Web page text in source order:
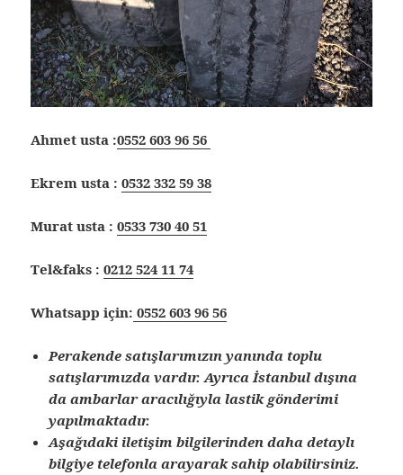
Ahmet usta :0552 603 96 56
Ekrem usta :0532 332 59 38
Murat usta :0533 730 40 51
Tel&faks :0212 524 11 74
Whatsapp için: 0552 603 96 56
Perakende satışlarımızın yanında toplu
satışlarımızda vardır. Ayrıca İstanbul dışına
da ambarlar aracılığıyla lastik gönderimi
yapılmaktadır.
Aşağıdaki iletişim bilgilerinden daha detaylı
bilgiye telefonla arayarak sahip olabilirsiniz.